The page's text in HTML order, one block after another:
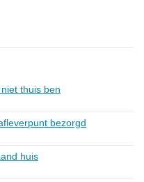
thuis ben
bezorgd
huis